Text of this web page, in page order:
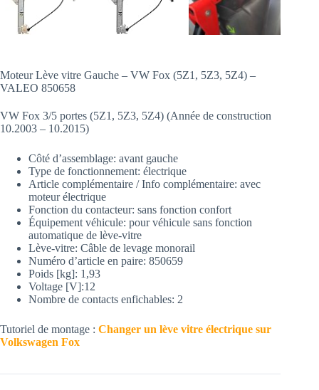
Moteur Lève vitre Gauche – VW Fox (5Z1, 5Z3, 5Z4) –
VALEO 850658
VW Fox 3/5 portes (5Z1, 5Z3, 5Z4) (Année de construction
10.2003 – 10.2015)
Côté d’assemblage: avant gauche
Type de fonctionnement: électrique
Article complémentaire / Info complémentaire: avec
moteur électrique
Fonction du contacteur: sans fonction confort
Équipement véhicule: pour véhicule sans fonction
automatique de lève-vitre
Lève-vitre: Câble de levage monorail
Numéro d’article en paire: 850659
Poids [kg]: 1,93
Voltage [V]:12
Nombre de contacts enfichables: 2
Tutoriel de montage : Changer un lève vitre électrique sur
Volkswagen Fox